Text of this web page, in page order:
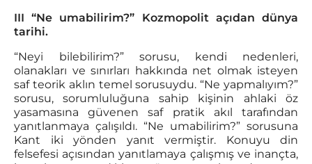
III “Ne umabilirim?” Kozmopolit açıdan dünya
tarihi.
“Neyi bilebilirim?” sorusu, kendi nedenleri,
olanakları ve sınırları hakkında net olmak isteyen
saf teorik aklın temel sorusuydu. “Ne yapmalıyım?”
sorusu, sorumluluğuna sahip kişinin ahlaki öz
yasamasına güvenen saf pratik akıl tarafından
yanıtlanmaya çalışıldı. “Ne umabilirim?” sorusuna
Kant iki yönden yanıt vermiştir. Konuyu din
felsefesi açısından yanıtlamaya çalışmış ve inançta,